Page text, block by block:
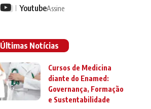
YoutubeAssine
Últimas Notícias
Cursos de Medicina
diante do Enamed:
Governança, Formação
e Sustentabilidade